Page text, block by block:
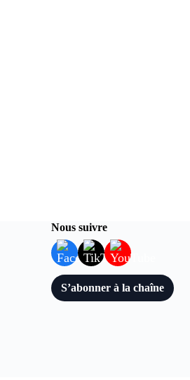
Nous suivre
S’abonner à la chaîne